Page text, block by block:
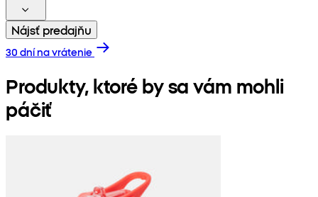
Nájsť predajňu
30 dní na vrátenie
Produkty, ktoré by sa vám mohli
páčiť